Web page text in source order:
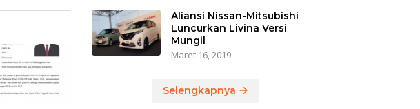
Aliansi Nissan-Mitsubishi
Luncurkan Livina Versi
Mungil
Maret 16, 2019
Selengkapnya